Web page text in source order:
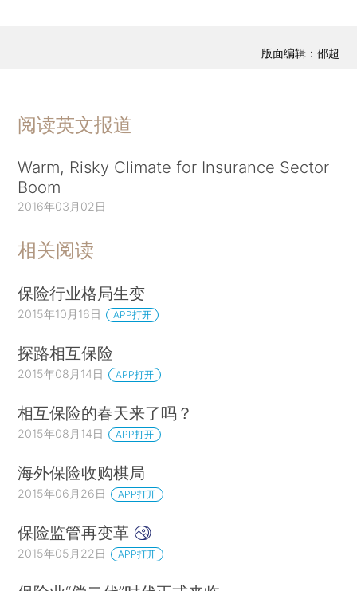
版面编辑：邵超
阅读英文报道
Warm, Risky Climate for Insurance Sector
Boom
2016年03月02日
相关阅读
保险行业格局生变
2015年10月16日 APP打开
探路相互保险
2015年08月14日 APP打开
相互保险的春天来了吗？
2015年08月14日 APP打开
海外保险收购棋局
2015年06月26日 APP打开
保险监管再变革
2015年05月22日 APP打开